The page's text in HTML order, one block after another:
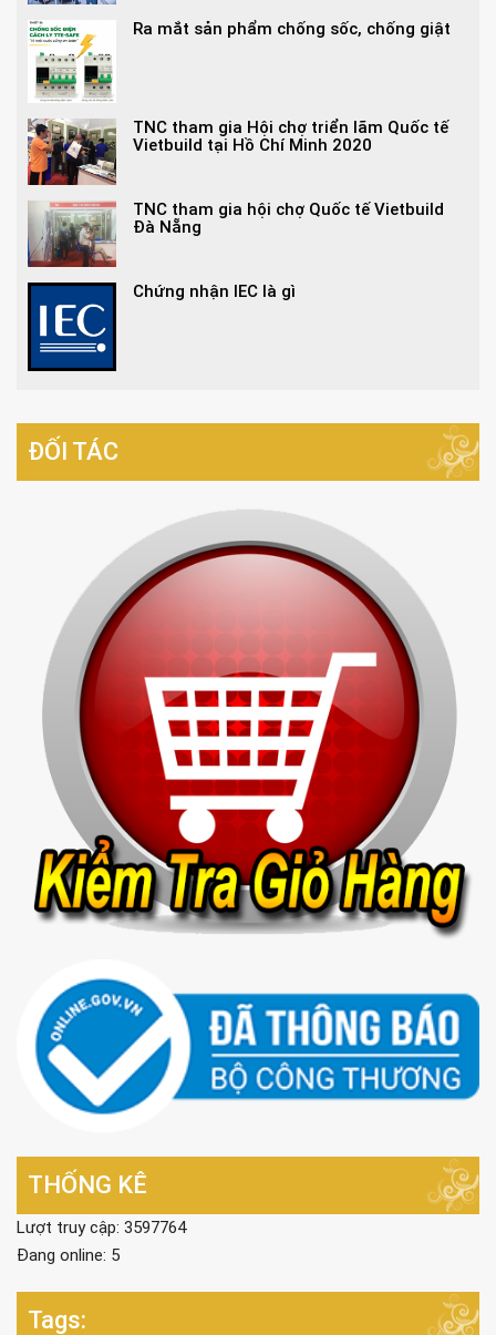
Ra mắt sản phẩm chống sốc, chống giật
TNC tham gia Hội chợ triển lãm Quốc tế
Vietbuild tại Hồ Chí Minh 2020
TNC tham gia hội chợ Quốc tế Vietbuild
Đà Nẵng
Chứng nhận IEC là gì
ĐỐI TÁC
THỐNG KÊ
Lượt truy cập: 3597764
Đang online: 5
Tags: